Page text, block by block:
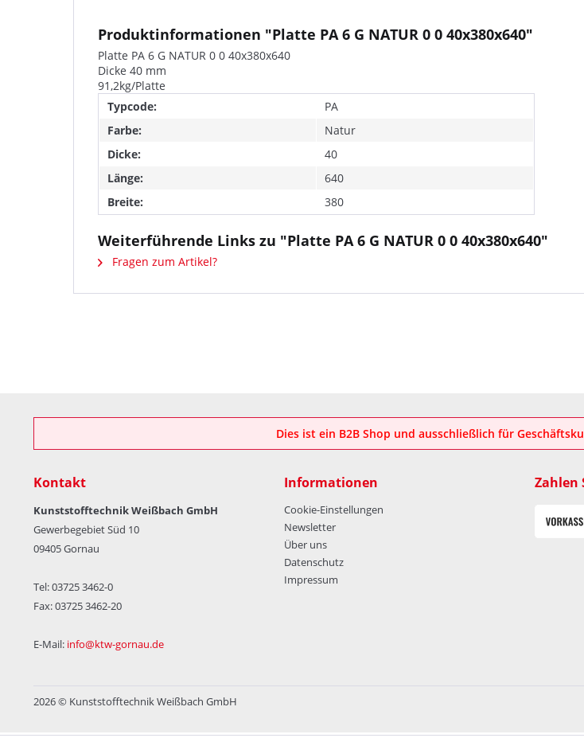
Produktinformationen "Platte PA 6 G NATUR 0 0 40x380x640"
Platte PA 6 G NATUR 0 0 40x380x640
Dicke 40 mm
91,2kg/Platte
Typcode:
PA
Farbe:
Natur
Dicke:
40
Länge:
640
Breite:
380
Weiterführende Links zu "Platte PA 6 G NATUR 0 0 40x380x640"
Fragen zum Artikel?
Dies ist ein B2B Shop und ausschließlich für
Kontakt
Kunststofftechnik Weißbach GmbH
Gewerbegebiet Süd 10
09405 Gornau
Tel: 03725 3462-0
Fax: 03725 3462-20
E-Mail: info@ktw-gornau.de
Informationen
Cookie-Einstellungen
Newsletter
Über uns
Datenschutz
Impressum
Zahlen
2026 © Kunststofftechnik Weißbach GmbH